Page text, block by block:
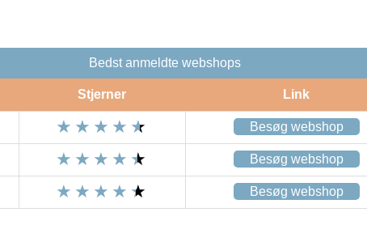
Bedst anmeldte webshops
Stjerner Link
Besøg webshop
Besøg webshop
Besøg webshop